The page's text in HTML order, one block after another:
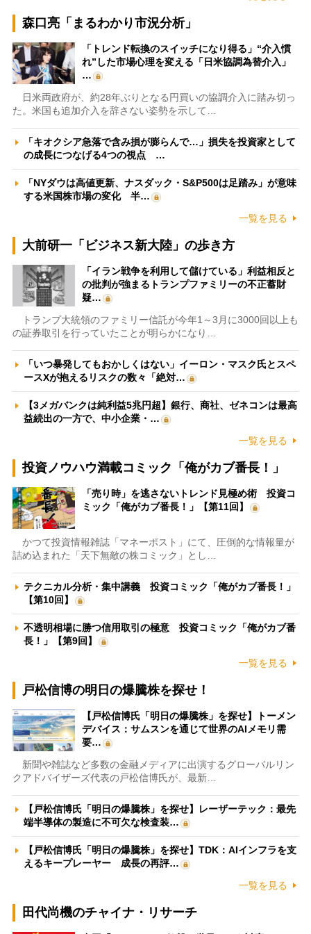
森口亮「まるわかり市況分析」
「トレンド転換のスイッチになり得る」“介入慣
れ”した市場心理を変える「日米協調為替介入」
…
日米両政府が、約28年ぶりとなる円買いの協調介入に踏み切っ
た。米国も追加介入を辞さない姿勢を示して…
「キオクシア急落で含み損が膨らんで…」損失を投資家として
の成長につなげる4つの視点 …
「NYダウは高値更新、ナスダック・S&P500は足踏み」が意味
する米国株市場の変化 半…
一覧を見る
大前研一「ビジネス新大陸」の歩き方
「イラン戦争を利用して儲けている」利益相反と
の批判が強まるトランプファミリーの不正蓄財
疑…
トランプ大統領のファミリー信託が今年1～3月に3000回以上も
の証券取引を行っていたことが明らかになり…
「いつ暴発してもおかしくはない」イーロン・マスク氏とスペ
ースXが抱えるリスクの数々「絶対…
【3メガバンクは純利益5兆円超】銀行、商社、ゼネコンは最高
益続出の一方で、中小企業・…
一覧を見る
投資ノウハウ満載コミック「俺がカブ番長！」
「売り時」を逃さないトレンド見極め術 投資コ
ミック「俺がカブ番長！」【第11回】
かつて投資情報雑誌「マネーポスト」にて、圧倒的な情報量が
詰め込まれた「天下無敵の株コミック」とし…
テクニカル分析・集中講義 投資コミック「俺がカブ番長！」
【第10回】
不透明相場に勝つ信用取引の極意 投資コミック「俺がカブ番
長！」【第9回】
一覧を見る
戸松信博の明日の爆騰株を探せ！
【戸松信博氏「明日の爆騰株」を探せ】トーメン
デバイス：サムスンを通じて世界のAIメモリ需
要…
新聞や雑誌など多数の金融メディアに出演するグローバルリン
クアドバイザーズ代表の戸松信博氏が、最新…
【戸松信博氏「明日の爆騰株」を探せ】レーザーテック：最先
端半導体の製造に不可欠な検査装…
【戸松信博氏「明日の爆騰株」を探せ】TDK：AIインフラを支
えるキープレーヤー 成長の再評…
一覧を見る
田代尚機のチャイナ・リサーチ